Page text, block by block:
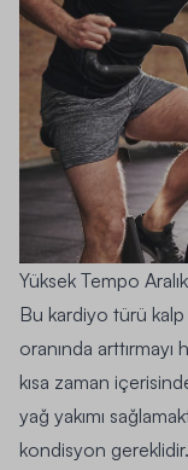
Yüksek Tempo
Bu kardiyo türü
oranında
kısa zaman
yağ yakımı
kondisyon gereklidir.